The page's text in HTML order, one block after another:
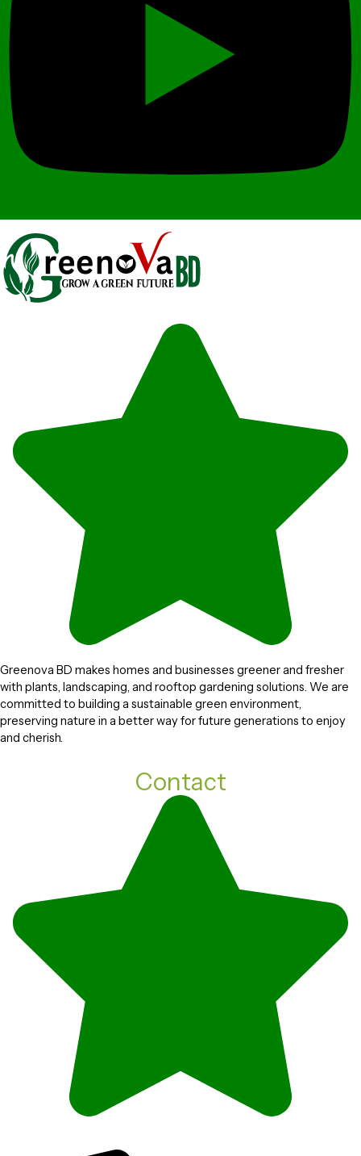
Greenova BD makes homes and businesses greener and fresher
with plants, landscaping, and rooftop gardening solutions. We are
committed to building a sustainable green environment,
preserving nature in a better way for future generations to enjoy
and cherish.
Contact